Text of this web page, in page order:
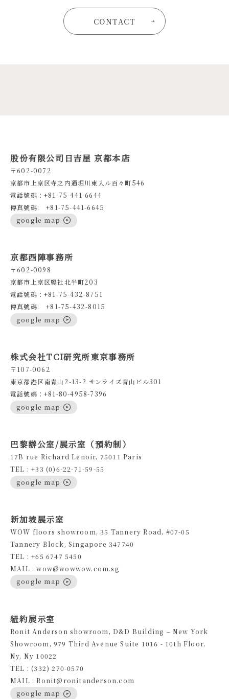
CONTACT
股份有限公司日吉屋 京都本店
〒602-0072
京都市上京区寺之内通堀川東入ル百々町546
電話號碼：+81-75-441-6644
傳真號碼: +81-75-441-6645
google map
京都西陣事務所
〒602-0098
京都市上京区竪社北半町203
電話號碼：+81-75-432-8751
傳真號碼: +81-75-432-8015
google map
株式会社TCI研究所東京事務所
〒107-0062
東京都港区南青山2-13-2 サンライズ青山ビル301
電話號碼：+81-80-4958-7396
google map
巴黎辦公室/展示室（預約制）
17B rue Richard Lenoir, 75011 Paris
TEL : +33 (0)6-22-71-59-55
google map
新加坡展示室
WOW floors showroom, 35 Tannery Road, #07-05
Tannery Block, Singapore 347740
TEL : +65 6747 5450
MAIL : wow@wowwow.com.sg
google map
紐約展示室
Ronit Anderson showroom, D&D Building – New York
Showroom, 979 Third Avenue Suite 1016 - 10th Floor,
Ny, Ny 10022
TEL : (332) 270-0570
MAIL : Ronit@ronitanderson.com
google map